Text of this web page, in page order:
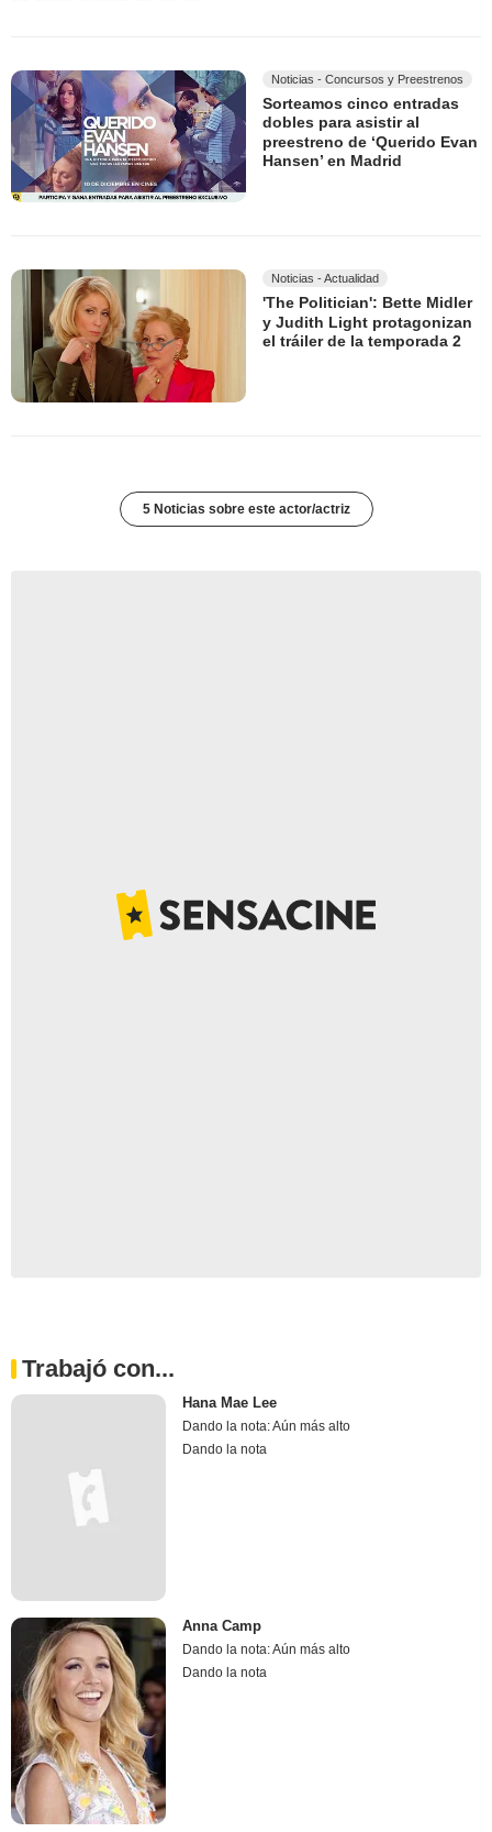
Noticias - Concursos y Preestrenos
Sorteamos cinco entradas
dobles para asistir al
preestreno de ‘Querido Evan
Hansen’ en Madrid
Noticias - Actualidad
'The Politician': Bette Midler
y Judith Light protagonizan
el tráiler de la temporada 2
5 Noticias sobre este actor/actriz
Trabajó con...
Hana Mae Lee
Dando la nota: Aún más alto
Dando la nota
Anna Camp
Dando la nota: Aún más alto
Dando la nota